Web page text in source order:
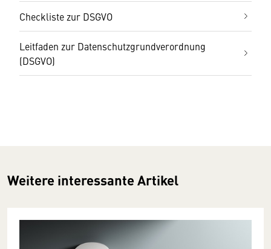
Checkliste zur DSGVO
Leitfaden zur Datenschutzgrundverordnung
(DSGVO)
Weitere interessante Artikel